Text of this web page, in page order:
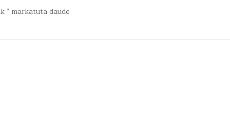
* markatuta daude